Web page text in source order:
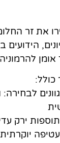
את זר
אומן
כולל:
גוונים
תוספות ירק
עטיפה